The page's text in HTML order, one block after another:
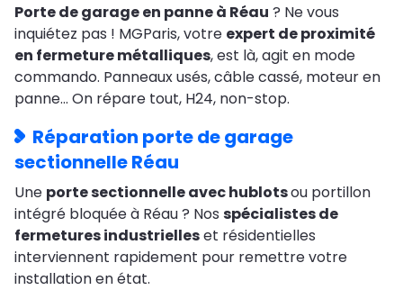
Porte de garage en panne à Réau ? Ne vous
inquiétez pas ! MGParis, votre expert de proximité
en fermeture métalliques, est là, agit en mode
commando. Panneaux usés, câble cassé, moteur en
panne… On répare tout, H24, non-stop.
Réparation porte de garage
sectionnelle Réau
Une porte sectionnelle avec hublotsou portillon
intégré bloquée à Réau ? Nos spécialistes de
fermetures industrielleset résidentielles
interviennent rapidement pour remettre votre
installation en état.